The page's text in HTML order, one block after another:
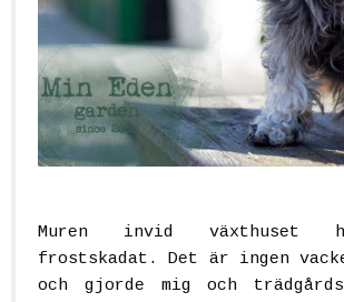
Muren invid växthuset
frostskadat. Det är ingen
och gjorde mig och